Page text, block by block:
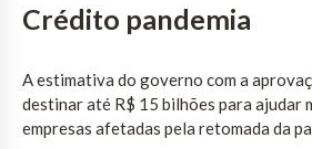
Crédito pandemia
A estimativa do governo com a
destinar até R$ 15 bilhões para ajudar
empresas afetadas pela retomada da